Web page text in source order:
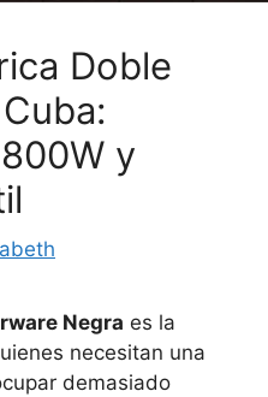
Doble
y
Negra es la
necesitan una
demasiado